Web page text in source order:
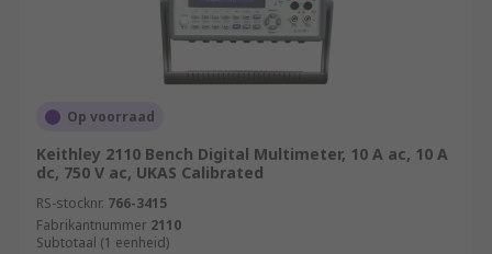
Op voorraad
Keithley 2110 Bench Digital Multimeter, 10 A ac, 10 A
dc, 750 V ac, UKAS Calibrated
RS-stocknr. 766-3415
Fabrikantnummer 2110
Subtotaal (1 eenheid)